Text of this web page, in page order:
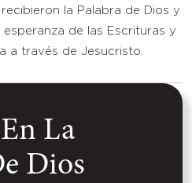
la Palabra de Dios y
de las Escrituras y
a través de Jesucristo.
La
Dios